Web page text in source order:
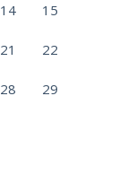
14 15
21 22
28 29